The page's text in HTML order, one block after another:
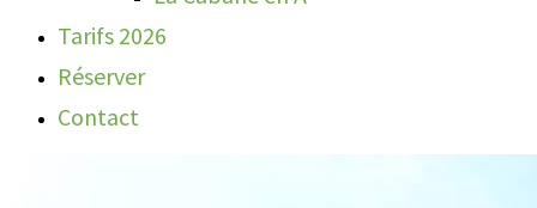
Tarifs 2026
Réserver
Contact